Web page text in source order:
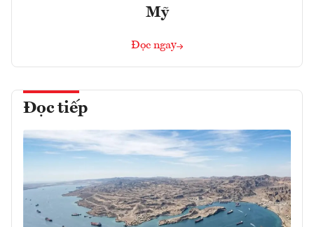
Mỹ
Đọc ngay
Đọc tiếp